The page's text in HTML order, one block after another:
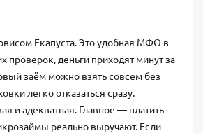
Екапуста. Это удобная МФО в
проверок, деньги приходят минут за
заём можно взять совсем без
легко отказаться сразу.
и адекватная. Главное — платить
реально выручают. Если